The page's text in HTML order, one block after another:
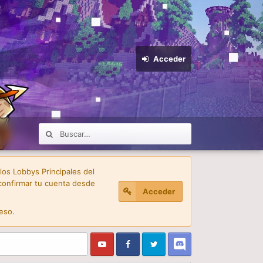
Acceder
Lobbys Principales del
tu cuenta desde
Acceder